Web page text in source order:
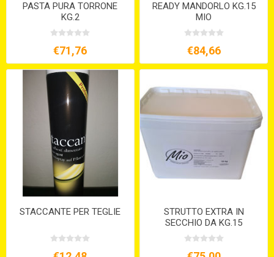
PASTA PURA TORRONE
KG.2
€71,76
READY MANDORLO KG.15
MIO
€84,66
STACCANTE PER TEGLIE
STRUTTO EXTRA IN
SECCHIO DA KG.15